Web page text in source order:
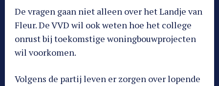
De vragen gaan niet alleen over het Landje van
Fleur. De VVD wil ook weten hoe het college
onrust bij toekomstige woningbouwprojecten
wil voorkomen.
Volgens de partij leven er zorgen over lopende